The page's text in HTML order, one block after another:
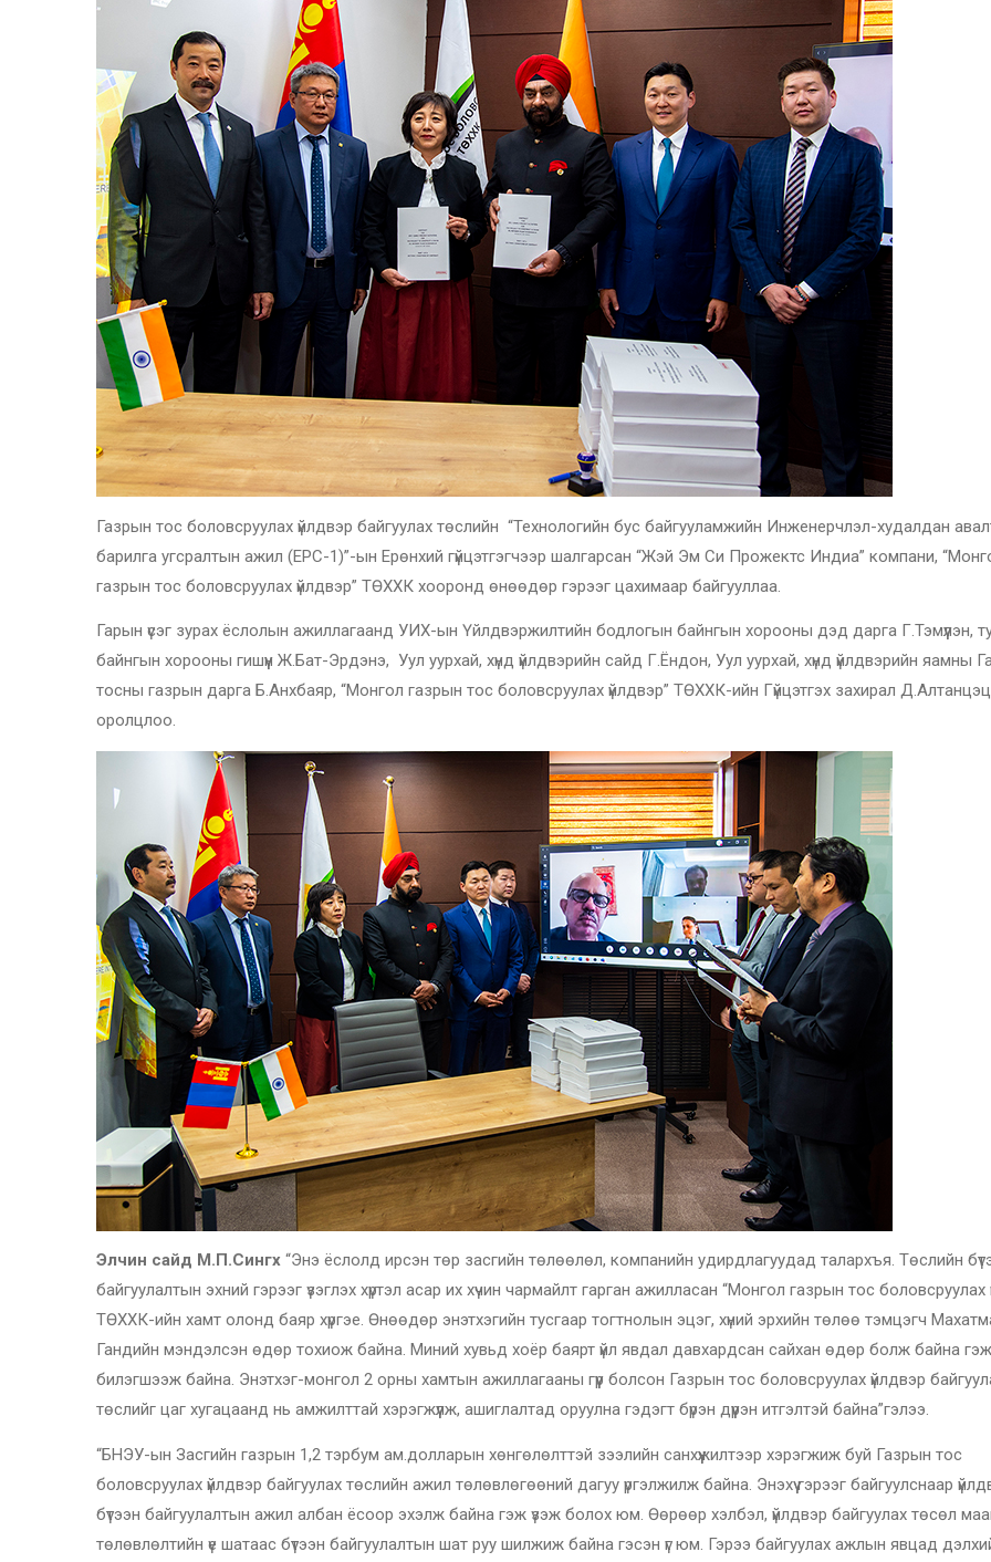
Газрын тос боловсруулах үйлдвэр байгуулах төслийн “Технологийн бус байгууламжийн Инженерчлэл-худалдан
барилга угсралтын ажил (EPC-1)”-ын Ерөнхий гүйцэтгэгчээр шалгарсан “Жэй Эм Си Прожектс Индиа” компани,
газрын тос боловсруулах үйлдвэр” ТӨХХК хооронд өнөөдөр гэрээг цахимаар байгууллаа.
Гарын үсэг зурах ёслолын ажиллагаанд УИХ-ын Үйлдвэржилтийн бодлогын байнгын хорооны дэд дарга Г.Тэмүүлэн,
байнгын хорооны гишүүн Ж.Бат-Эрдэнэ, Уул уурхай, хүнд үйлдвэрийн сайд Г.Ёндон, Уул уурхай, хүнд үйлдвэрийн яамны
тосны газрын дарга Б.Анхбаяр, “Монгол газрын тос боловсруулах үйлдвэр” ТӨХХК-ийн Гүйцэтгэх захирал
оролцлоо.
Элчин сайд М.П.Сингх “Энэ ёслолд ирсэн төр засгийн төлөөлөл, компанийн удирдлагуудад талархъя. Төслийн
байгуулалтын эхний гэрээг үзэглэх хүртэл асар их хүчин чармайлт гарган ажилласан “Монгол газрын тос боловсруулах
ТӨХХК-ийн хамт олонд баяр хүргэе. Өнөөдөр энэтхэгийн тусгаар тогтнолын эцэг, хүний эрхийн төлөө тэмцэгч
Гандийн мэндэлсэн өдөр тохиож байна. Миний хувьд хоёр баярт үйл явдал давхардсан сайхан өдөр болж байна гэж
билэгшээж байна. Энэтхэг-монгол 2 орны хамтын ажиллагааны гүүр болсон Газрын тос боловсруулах үйлдвэр
төслийг цаг хугацаанд нь амжилттай хэрэгжүүлж, ашиглалтад оруулна гэдэгт бүрэн дүүрэн итгэлтэй байна”гэлээ.
“БНЭУ-ын Засгийн газрын 1,2 тэрбум ам.долларын хөнгөлөлттэй зээлийн санхүүжилтээр хэрэгжиж буй Газрын тос
боловсруулах үйлдвэр байгуулах төслийн ажил төлөвлөгөөний дагуу үргэлжилж байна. Энэхүү гэрээг байгуулснаар
бүтээн байгуулалтын ажил албан ёсоор эхэлж байна гэж үзэж болох юм. Өөрөөр хэлбэл, үйлдвэр байгуулах төсөл
төлөвлөлтийн үе шатаас бүтээн байгуулалтын шат руу шилжиж байна гэсэн үг юм. Гэрээ байгуулах ажлын явцад